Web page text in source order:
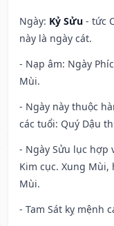
Ngày: Kỷ Sửu - tức
này là ngày cát.
- Nạp âm: Ngày
Mùi.
- Ngày này thuộc
các tuổi: Quý Dậu
- Ngày Sửu lục hợp
Kim cục. Xung
Mùi.
- Tam Sát kỵ mệnh